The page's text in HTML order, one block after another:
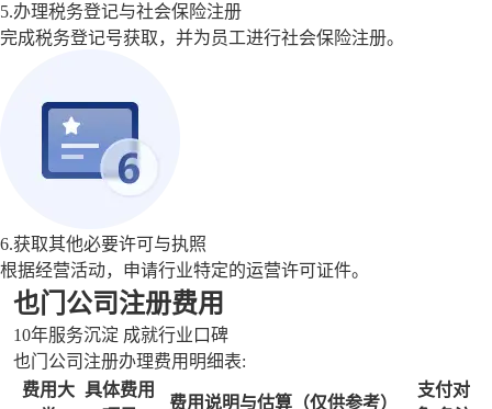
5.办理税务登记与社会保险注册
完成税务登记号获取，并为员工进行社会保险注册。
6.获取其他必要许可与执照
根据经营活动，申请行业特定的运营许可证件。
也门公司注册费用
10年服务沉淀 成就行业口碑
也门公司注册办理费用明细表:
费用大 具体费用
费用说明与估算（仅供参考）
支付对